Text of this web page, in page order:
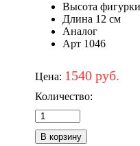
Высота
Длина 12 см
Аналог
Арт 1046
Цена: 1540 руб.
Количество: